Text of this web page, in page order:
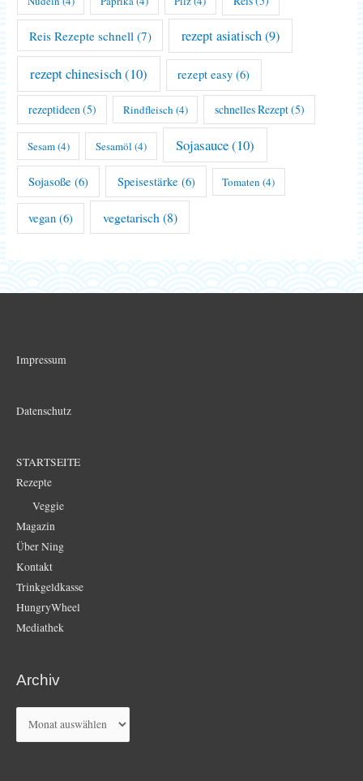
Reis Rezepte schnell (7) rezept asiatisch(9)
rezept chinesisch(10) rezept easy (6)
rezeptideen (5) Rindfleisch (4) schnelles Rezept(5)
Sesam(4) Sesamöl (4) Sojasauce(10)
Sojasoße (6) Speisestärke (6) Tomaten (4)
vegan (6) vegetarisch (8)
Impressum
Datenschutz
STARTSEITE
Rezepte
Veggie
Magazin
Über Ning
Kontakt
Trinkgeldkasse
HungryWheel
Mediathek
Archiv